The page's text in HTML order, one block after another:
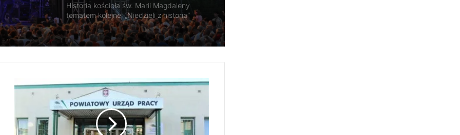
Godzina „W” i wspólne oddanie hołdu.
Radomsko zaprasza na obchody rocznicy
Powstania Warszawskiego
tłumy. Powiat nagrodził najlepsze KGW
Letnie Granie 2026 w Radomsku. O.S.T.R.
i MODELKI zakończą wakacje
Y